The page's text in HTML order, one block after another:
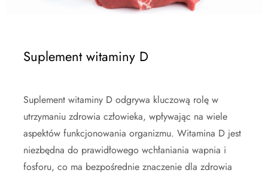
Suplement witaminy D
Suplement witaminy D odgrywa kluczową rolę w
utrzymaniu zdrowia człowieka, wpływając na wiele
aspektów funkcjonowania organizmu. Witamina D jest
niezbędna do prawidłowego wchłaniania wapnia i
fosforu, co ma bezpośrednie znaczenie dla zdrowia